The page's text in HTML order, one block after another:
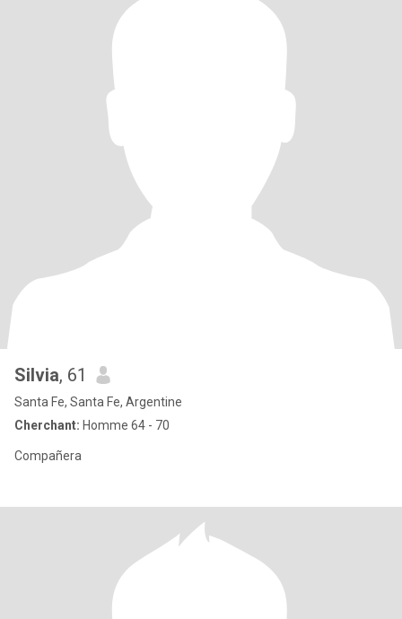
Silvia, 61
Santa Fe, Santa Fe, Argentine
Cherchant: Homme 64 - 70
Compañera